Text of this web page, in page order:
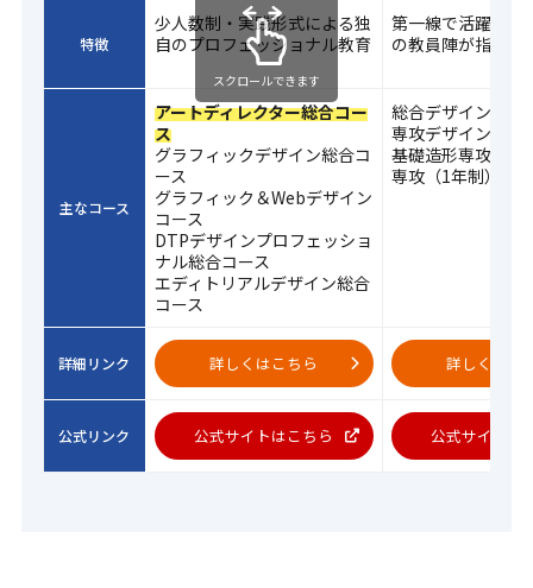
特徴
少人数制・実践形式による独
自のプロフェッショナル教育
第一線で活躍する
の教員陣が指導
主なコース
アートディレクター総合コー
ス
グラフィックデザイン総合コ
ース
グラフィック＆Webデザイン
コース
DTPデザインプロフェッショ
ナル総合コース
エディトリアルデザイン総合
コース
総合デザイン科（
専攻デザイン科（
基礎造形専攻・基
専攻（1年制）
詳細リンク 詳しくはこちら 詳しくはこ
公式リンク 公式サイトはこちら 公式サイトは
スクロールできます